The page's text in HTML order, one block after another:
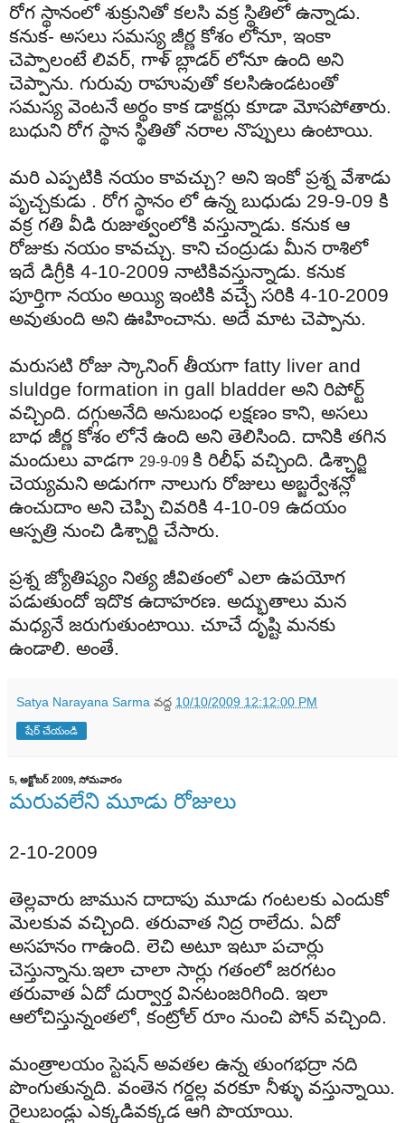
రోగ స్థానంలో శుక్రునితో కలసి వక్ర స్థితిలో ఉన్నాడు
కనుక- అసలు సమస్య జీర్ణ కోశం లోనూ ఇంకా
చెప్పాలంటే లివర్ గాళ్ బ్లాడర్ లోనూ ఉంది అని
చెప్పాను గురువు రాహువుతో కలసిఉండటంతో
సమస్య వెంటనే అర్థం కాక డాక్టర్లు కూడా మోసపోతారు
బుధుని రోగ స్థాన స్థితితో నరాల నొప్పులు ఉంటాయి
మరి ఎప్పటికి నయం కావచ్చు? అని ఇంకో ప్రశ్న వేశాడు
పృచ్చకుడు
రోగ స్థానం లో ఉన్న బుధుడు 29-9-09 కి
వక్ర గతి వీడి రుజుత్వంలోకి వస్తున్నాడు కనుక ఆ
రోజుకు నయం కావచ్చు కాని చంద్రుడు మీన రాశిలో
ఇదే డిగ్రీకి 4-10-2009 నాటికివస్తున్నాడు కనుక
పూర్తిగా నయం అయ్యి ఇంటికి వచ్చే సరికి 4-10-2009
అవుతుంది అని ఊహించాను . అదే మాట చెప్పాను.
మరుసటి రోజు స్కానింగ్ తీయగా fatty liver and
sluldge formation in gall bladder అని రిపోర్ట్
వచ్చింది దగ్గుఅనేది అనుబంధ లక్షణం కాని అసలు
బాధ జీర్ణ కోశం లోనే ఉంది అని తెలిసింది దానికి తగిన
మందులు వాడగా 29-9-09 కి రిలీఫ్ వచ్చింది డిశ్చార్జి
చెయ్యమని అడుగగా నాలుగు రోజులు అబ్జర్వేశన్లో
ఉంచుదాం అని చెప్పి చివరికి 4-10-09 ఉదయం
ఆస్పత్రి నుంచి డిశ్చార్జి చేసారు
ప్రశ్న జ్యోతిష్యం నిత్య జీవితంలో ఎలా ఉపయోగ
పడుతుందో ఇదొక ఉదాహరణ. అద్భుతాలు మన
మధ్యనే జరుగుతుంటాయి చూచే దృష్టి మనకు
ఉండాలి అంతే
Satya Narayana Sarma వద్ద 10/10/2009 12:12:00 PM
షేర్ చేయండి
5, అక్టోబర్ 2009, సోమవారం
మరువలేని మూడు రోజులు
2-10-2009
తెల్లవారు జామున దాదాపు మూడు గంటలకు ఎందుకో
మెలకువ వచ్చింది. తరువాత నిద్ర రాలేదు. ఏదో
అసహనం గాఉంది. లెచి అటూ ఇటూ పచార్లు
చెస్తున్నాను.ఇలా చాలా సార్లు గతంలో జరగటం
తరువాత ఏదో దుర్వార్త వినటంజరిగింది. ఇలా
ఆలోచిస్తున్నంతలో, కంట్రోల్ రూం నుంచి పోన్ వచ్చింది.
మంత్రాలయం స్టెషన్ అవతల ఉన్న తుంగభద్రా నది
పొంగుతున్నది. వంతెన గర్డల్ల వరకూ నీళ్ళు వస్తున్నాయి.
రైలుబండ్లు ఎక్కడివక్కడ ఆగి పొయాయి.